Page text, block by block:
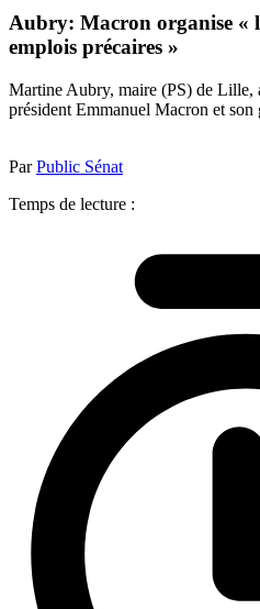
Aubry: Macron organise «
emplois précaires »
Martine Aubry, maire (PS) de Lille,
président Emmanuel Macron et
ParPublic Sénat
Temps de lecture :